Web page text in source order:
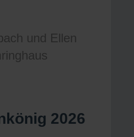
und Ellen
2026